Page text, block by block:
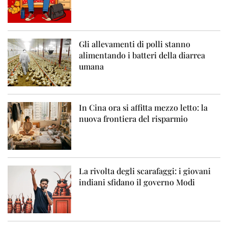
Gli allevamenti di polli stanno
alimentando i batteri della diarrea
umana
In Cina ora si affitta mezzo letto: la
nuova frontiera del risparmio
La rivolta degli scarafaggi: i giovani
indiani sfidano il governo Modi